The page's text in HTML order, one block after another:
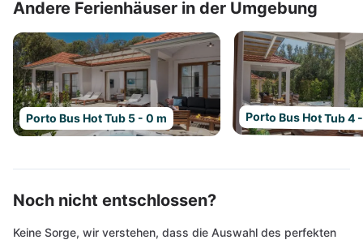
Andere Ferienhäuser in der Umgebung
Porto Bus Hot Tub 5 - 0 m Porto Bus Hot Tub 4
Noch nicht entschlossen?
Keine Sorge, wir verstehen, dass die Auswahl des perfekten